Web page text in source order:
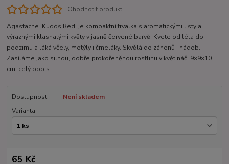
Ohodnotit produkt
Agastache 'Kudos Red' je kompaktní trvalka s aromatickými listy a
výraznými klasnatými květy v jasně červené barvě. Kvete od léta do
podzimu a láká včely, motýly i čmeláky. Skvělá do záhonů i nádob.
Zasíláme jako silnou, dobře prokořeněnou rostlinu v květináči 9×9×10
cm. celý popis
Dostupnost
Není skladem
Varianta
65 Kč